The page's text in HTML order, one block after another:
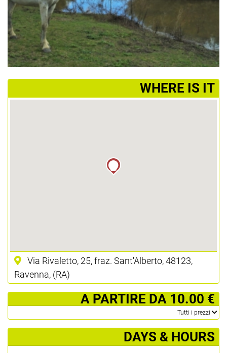
­WHERE IS IT
Via Rivaletto, 25, fraz. Sant'Alberto, 48123,
Ravenna, (RA)
­ A PARTIRE DA 10.00 €
­Tutti i prezzi
DAYS & HOURS